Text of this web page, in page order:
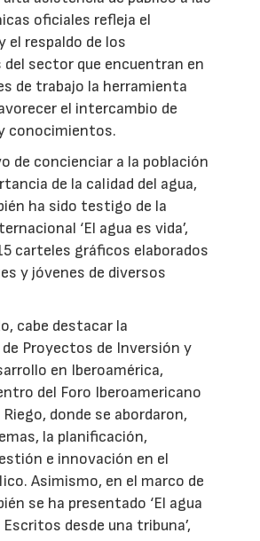
oficiales refleja el
el respaldo de los
sector que encuentran en
de trabajo la herramienta
el intercambio de
conocimientos.
de concienciar a la población
de la calidad del agua,
ha sido testigo de la
‘El agua es vida’,
carteles gráficos elaborados
y jóvenes de diversos
cabe destacar la
Proyectos de Inversión y
en Iberoamérica,
del Foro Iberoamericano
Riego, donde se abordaron,
la planificación,
e innovación en el
Asimismo, en el marco de
se ha presentado ‘El agua
desde una tribuna’,